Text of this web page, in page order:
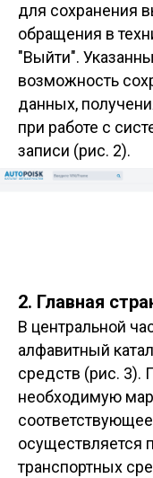
для сохранения
обращения в
"Выйти".
возможность
данных,
при работе с
записи (рис. 2).
2. Главная
В центральной
алфавитный
средств (рис. 3).
необходимую
осуществляется
транспортных